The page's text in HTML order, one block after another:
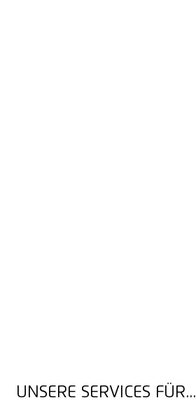
UNSERE SERVICES FÜR...